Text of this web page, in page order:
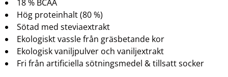
18 % BCAA
Hög proteinhalt (80 %)
Sötad med steviaextrakt
Ekologiskt vassle från gräsbetande kor
Ekologisk vaniljpulver och vaniljextrakt
Fri från artificiella sötningsmedel & tillsatt socker